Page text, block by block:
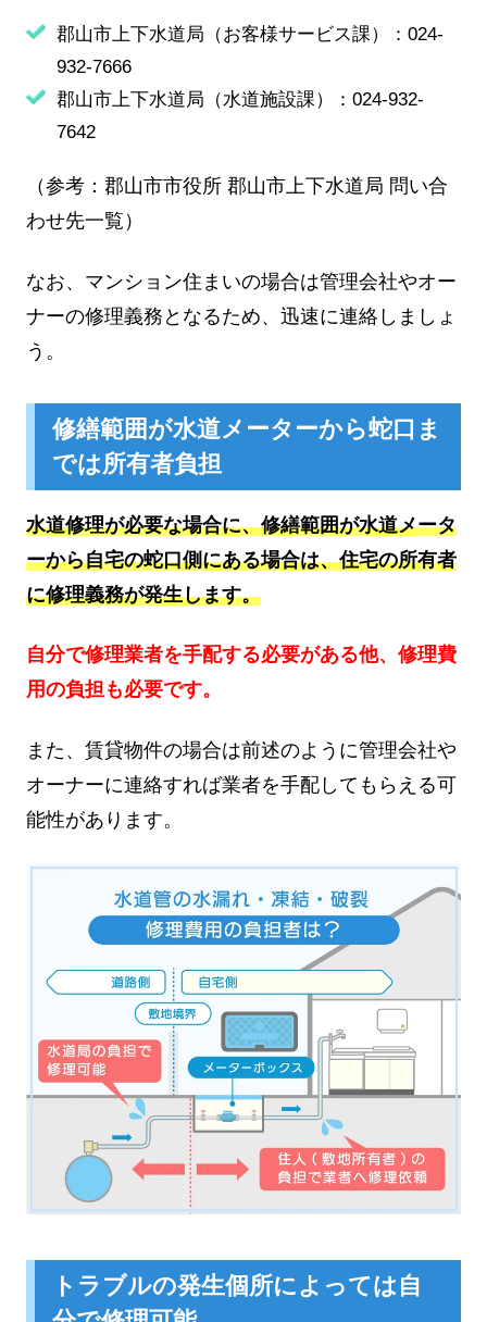
郡山市上下水道局（お客様サービス課）：024-
932-7666
郡山市上下水道局（水道施設課）：024-932-
7642
（参考：郡山市市役所 郡山市上下水道局 問い合
わせ先一覧）
なお、マンション住まいの場合は管理会社やオー
ナーの修理義務となるため、迅速に連絡しましょ
う。
修繕範囲が水道メーターから蛇口ま
では所有者負担
水道修理が必要な場合に、修繕範囲が水道メータ
ーから自宅の蛇口側にある場合は、住宅の所有者
に修理義務が発生します。
自分で修理業者を手配する必要がある他、修理費
用の負担も必要です。
また、賃貸物件の場合は前述のように管理会社や
オーナーに連絡すれば業者を手配してもらえる可
能性があります。
トラブルの発生個所によっては自